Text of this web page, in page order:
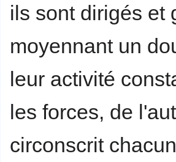
ils sont dirigés et
moyennant un
leur activité
les forces, de
circonscrit